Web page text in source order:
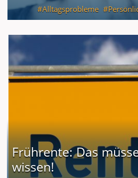
Alltagsprobleme
Frührente: Das
wissen!